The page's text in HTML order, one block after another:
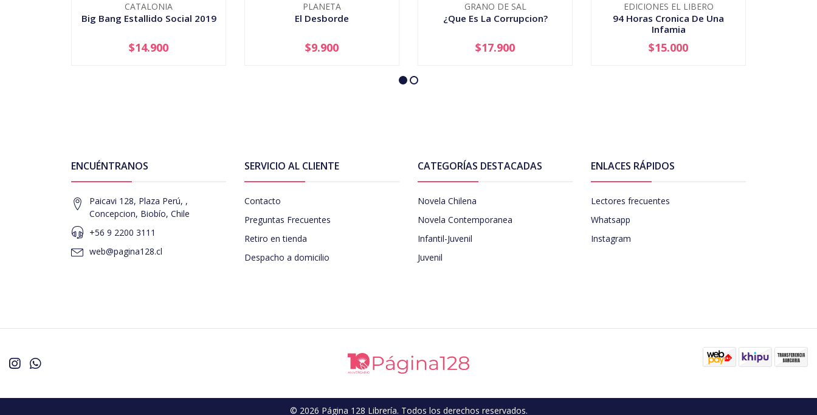
CATALONIA
Big Bang Estallido Social 2019
AGOTADO
$14.900
PLANETA
El Desborde
+
$9.900
GRANO DE SAL
¿Que Es La Corrupcion?
+
$17.900
EDICIONES EL LIBERO
94 Horas Cronica De Una
Infamia
+
$15.000
ENCUÉNTRANOS
Paicavi 128, Plaza Perú, ,
Concepcion, Biobío, Chile
+56 9 2200 3111
web@pagina128.cl
SERVICIO AL CLIENTE
Contacto
Preguntas Frecuentes
Retiro en tienda
Despacho a domicilio
CATEGORÍAS DESTACADAS
Novela Chilena
Novela Contemporanea
Infantil-Juvenil
Juvenil
ENLACES RÁPIDOS
Lectores frecuentes
Whatsapp
Instagram
© 2026 Página 128 Librería. Todos los derechos reservados.